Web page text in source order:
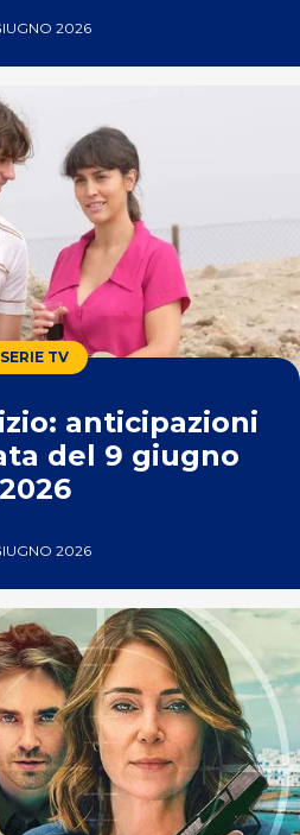
2026
SERIE TV
anticipazioni
del 9 giugno
2026
2026